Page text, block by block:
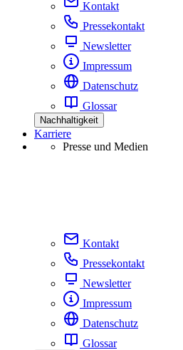
Kontakt
Pressekontakt
Newsletter
Impressum
Datenschutz
Glossar
Nachhaltigkeit
Karriere
Presse und Medien
Kontakt
Pressekontakt
Newsletter
Impressum
Datenschutz
Glossar